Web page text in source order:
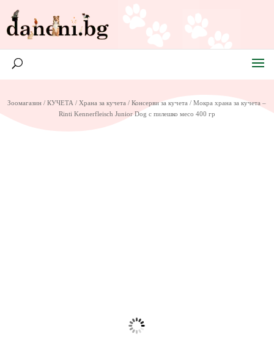
Зоомагазин /КУЧЕТА / Храна за кучета /Консерви за кучета / Мокра храна за кучета –
Rinti Kennerfleisch Junior Dog с пилешко месо 400 гр